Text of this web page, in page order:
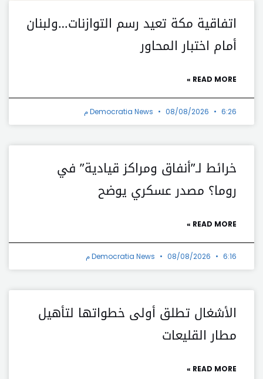
اتفاقية مكة تعيد رسم التوازنات…ولبنان
أمام اختبار المحاور
READ MORE »
Democratia News 08/08/2026 6:26 م
خرائط لـ”أنفاق ومراكز قيادية” في
روما؟ مصدر عسكري يوضح
READ MORE »
Democratia News 08/08/2026 6:16 م
الأشغال تطلق أولى خطواتها لتأهيل
مطار القليعات
READ MORE »